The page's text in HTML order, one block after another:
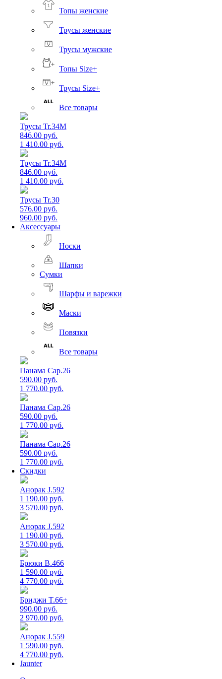
Топы женские
Трусы женские
Трусы мужские
Топы Size+
Трусы Size+
Все товары
Трусы Tr.34M
846.00 руб.
1 410.00 руб.
Трусы Tr.34M
846.00 руб.
1 410.00 руб.
Трусы Tr.30
576.00 руб.
960.00 руб.
Аксессуары
Носки
Шапки
Сумки
Шарфы и варежки
Маски
Повязки
Все товары
Панама Cap.26
590.00 руб.
1 770.00 руб.
Панама Cap.26
590.00 руб.
1 770.00 руб.
Панама Cap.26
590.00 руб.
1 770.00 руб.
Скидки
Анорак J.592
1 190.00 руб.
3 570.00 руб.
Анорак J.592
1 190.00 руб.
3 570.00 руб.
Брюки B.466
1 590.00 руб.
4 770.00 руб.
Бриджи T.66+
990.00 руб.
2 970.00 руб.
Анорак J.559
1 590.00 руб.
4 770.00 руб.
Jaunter